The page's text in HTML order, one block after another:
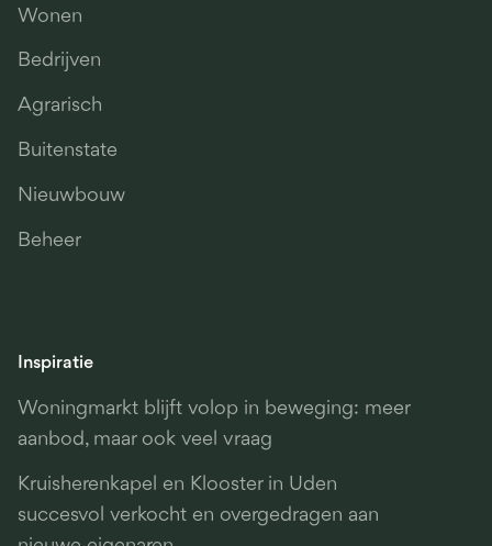
Wonen
Bedrijven
Agrarisch
Buitenstate
Nieuwbouw
Beheer
Inspiratie
Woningmarkt blijft volop in beweging: meer
aanbod, maar ook veel vraag
Kruisherenkapel en Klooster in Uden
succesvol verkocht en overgedragen aan